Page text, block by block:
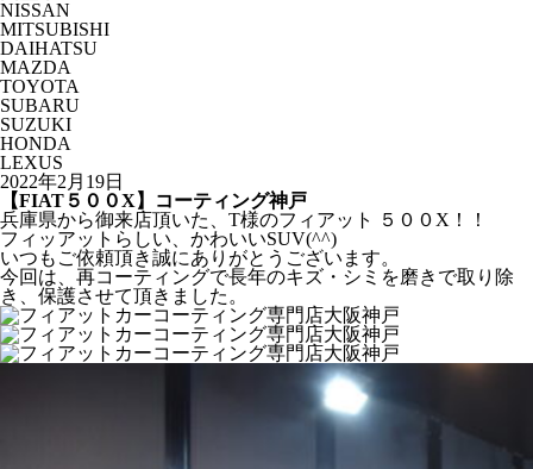
NISSAN
MITSUBISHI
DAIHATSU
MAZDA
TOYOTA
SUBARU
SUZUKI
HONDA
LEXUS
2022年2月19日
【FIAT５００X】コーティング神戸
兵庫県から御来店頂いた、T様のフィアット ５００X！！
フィッアットらしい、かわいいSUV(^^)
いつもご依頼頂き誠にありがとうございます。
今回は、再コーティングで長年のキズ・シミを磨きで取り除
き、保護させて頂きました。